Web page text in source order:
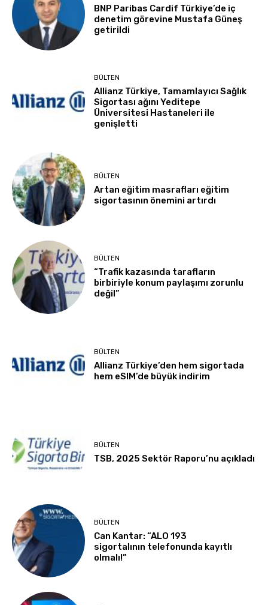
BNP Paribas Cardif Türkiye’de iç
denetim görevine Mustafa Güneş
getirildi
BÜLTEN
Allianz Türkiye, Tamamlayıcı Sağlık
Sigortası ağını Yeditepe
Üniversitesi Hastaneleri ile
genişletti
BÜLTEN
Artan eğitim masrafları eğitim
sigortasının önemini artırdı
BÜLTEN
“Trafik kazasında tarafların
birbiriyle konum paylaşımı zorunlu
değil”
BÜLTEN
Allianz Türkiye’den hem sigortada
hem eSIM’de büyük indirim
BÜLTEN
TSB, 2025 Sektör Raporu’nu açıkladı
BÜLTEN
Can Kantar: “ALO 193
sigortalının telefonunda kayıtlı
olmalı!”